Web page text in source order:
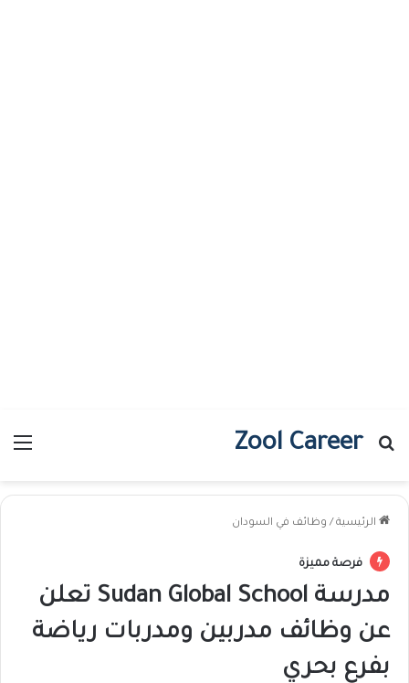
Zool Career
بحث عن
الرئيسية / وظائف في السودان
فرصة مميزة
مدرسة Sudan Global School تعلن
عن وظائف مدربين ومدربات رياضة
بفرع بحري